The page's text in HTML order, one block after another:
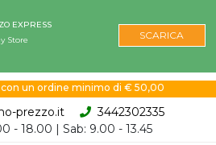
EXPRESS
Store
SCARICA
un ordine minimo di € 50,00
prezzo.it
3442302335
- 18.00 | Sab: 9.00 - 13.45